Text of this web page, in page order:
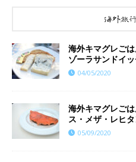
海外旅
海外キマグレご
ゾーラサンドイ
04/05/2020
海外キマグレご
ス・メザ・レヒ
05/09/2020